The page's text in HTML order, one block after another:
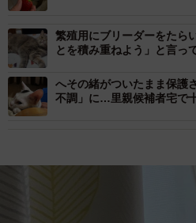
繁殖用にブリーダーをたら
とを積み重ねよう」と言っ
へその緒がついたまま保
不調」に…里親候補者宅で